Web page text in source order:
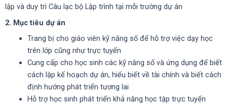
lập và duy trì Câu lạc bộ Lập trình tại mỗi trường dự án
2. Mục tiêu dự án
Trang bị cho giáo viên kỹ năng số để hỗ trợ việc dạy học
trên lớp cũng như trực tuyến
Cung cấp cho học sinh các kỹ năng số và ứng dụng để biết
cách lập kế hoạch dự án, hiểu biết về tài chính và biết cách
định hướng phát triển tương lai
Hỗ trợ học sinh phát triển khả năng học tập trực tuyến